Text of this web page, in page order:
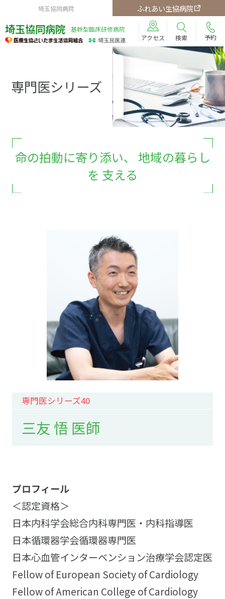
埼玉協同病院 ふれあい生協病院
埼玉協同病院
基幹型臨床研修病院
アクセス
検索 予約
専門医シリーズ
命の拍動に寄り添い、 地域の暮らし
を 支える
専門医シリーズ40
三友 悟 医師
プロフィール
＜認定資格＞
日本内科学会総合内科専門医・内科指導医
日本循環器学会循環器専門医
日本心血管インターベンション治療学会認定医
Fellow of European Society of Cardiology
Fellow of American College of Cardiology